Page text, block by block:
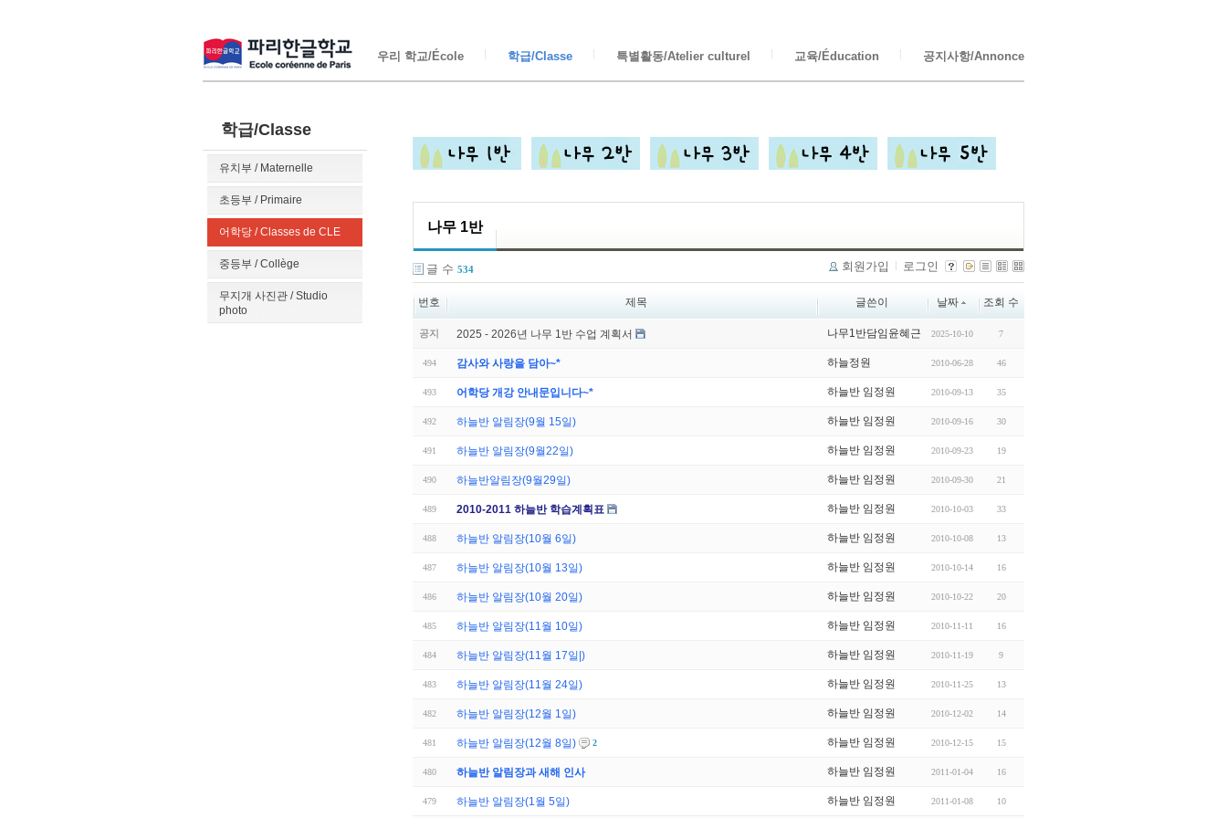
우리 학교/École 학급/Classe 특별활동/Atelier culturel 교육/Éducation 공지사항/Annonce
학급/Classe
유치부 / Maternelle
초등부 / Primaire
어학당 / Classes de CLE
중등부 / Collège
무지개 사진관 / Studio
photo
나무 1반
글 수 534 회원가입 로그인
번호 제목 글쓴이 날짜 조회 수
공지 2025 - 2026년 나무 1반 수업 계획서 나무1반담임윤혜근 2025-10-10 7
494 감사와 사랑을 담아~* 하늘정원 2010-06-28 46
493 어학당 개강 안내문입니다~* 하늘반 임정원 2010-09-13 35
492 하늘반 알림장(9월 15일) 하늘반 임정원 2010-09-16 30
491 하늘반 알림장(9월22일) 하늘반 임정원 2010-09-23 19
490 하늘반알림장(9월29일) 하늘반 임정원 2010-09-30 21
489 2010-2011 하늘반 학습계획표 하늘반 임정원 2010-10-03 33
488 하늘반 알림장(10월 6일) 하늘반 임정원 2010-10-08 13
487 하늘반 알림장(10월 13일) 하늘반 임정원 2010-10-14 16
486 하늘반 알림장(10월 20일) 하늘반 임정원 2010-10-22 20
485 하늘반 알림장(11월 10일) 하늘반 임정원 2010-11-11 16
484 하늘반 알림장(11월 17일|) 하늘반 임정원 2010-11-19 9
483 하늘반 알림장(11월 24일) 하늘반 임정원 2010-11-25 13
482 하늘반 알림장(12월 1일) 하늘반 임정원 2010-12-02 14
481 하늘반 알림장(12월 8일) 2 하늘반 임정원 2010-12-15 15
480 하늘반 알림장과 새해 인사 하늘반 임정원 2011-01-04 16
479 하늘반 알림장(1월 5일) 하늘반 임정원 2011-01-08 10